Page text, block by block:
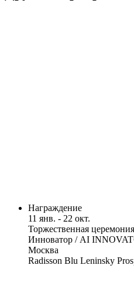
Награждение
11 янв. - 22 окт.
Торжественная
Инноватор / AI
Москва
Radisson Blu Leninsky